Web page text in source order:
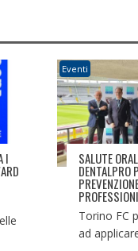
I
Eventi
SALUTE
DENTALPRO
Torino FC
ad